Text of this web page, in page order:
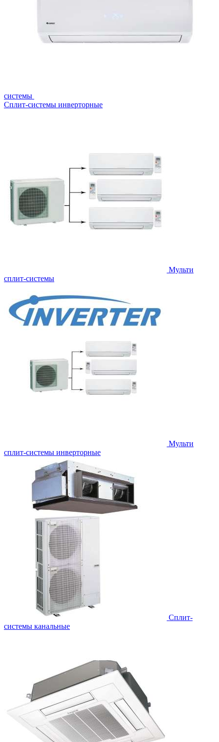
системы
Сплит-системы инверторные
Мульти
сплит-системы
Мульти
сплит-системы инверторные
Сплит-
системы канальные